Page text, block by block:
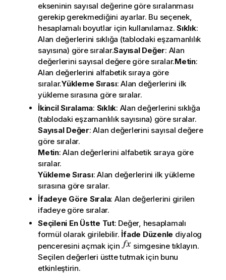
ekseninin sayısal değerine göre sıralanması
gerekip gerekmediğini ayarlar. Bu seçenek,
hesaplamalı boyutlar için kullanılamaz. Sıklık:
Alan değerlerini sıklığa (tablodaki eşzamanlılık
sayısına) göre sıralar.Sayısal Değer: Alan
değerlerini sayısal değere göre sıralar.Metin:
Alan değerlerini alfabetik sıraya göre
sıralar.Yükleme Sırası: Alan değerlerini ilk
yükleme sırasına göre sıralar.
İkincil Sıralama: Sıklık: Alan değerlerini sıklığa
(tablodaki eşzamanlılık sayısına) göre sıralar.
Sayısal Değer: Alan değerlerini sayısal değere
göre sıralar.
Metin: Alan değerlerini alfabetik sıraya göre
sıralar.
Yükleme Sırası: Alan değerlerini ilk yükleme
sırasına göre sıralar.
İfadeye Göre Sırala: Alan değerlerini girilen
ifadeye göre sıralar.
Seçileni En Üstte Tut: Değer, hesaplamalı
formül olarak girilebilir. İfade Düzenle diyalog
penceresini açmak için
simgesine tıklayın.
Seçilen değerleri üstte tutmak için bunu
etkinleştirin.